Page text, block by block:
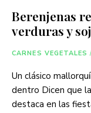
Berenjenas
verduras y
CARNES VEGETALES
Un clásico
dentro Dicen que
destaca en las